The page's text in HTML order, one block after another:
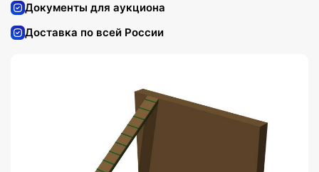
Документы для аукциона
Доставка по всей России